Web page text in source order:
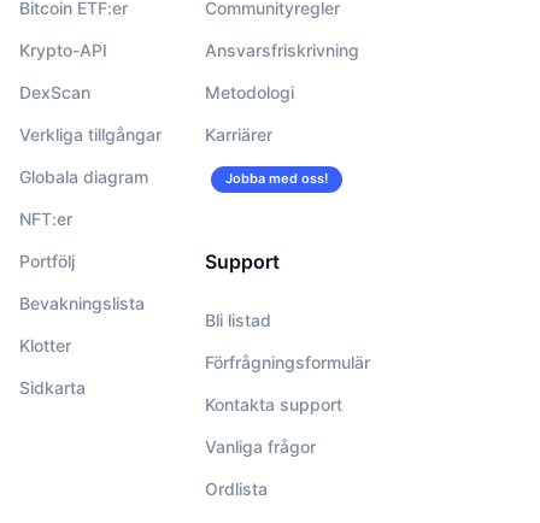
Bitcoin ETF:er
Krypto-API
DexScan
Verkliga tillgångar
Globala diagram
NFT:er
Portfölj
Bevakningslista
Klotter
Sidkarta
Communityregler
Ansvarsfriskrivning
Metodologi
Karriärer
Jobba med oss!
Support
Bli listad
Förfrågningsformulär
Kontakta support
Vanliga frågor
Ordlista